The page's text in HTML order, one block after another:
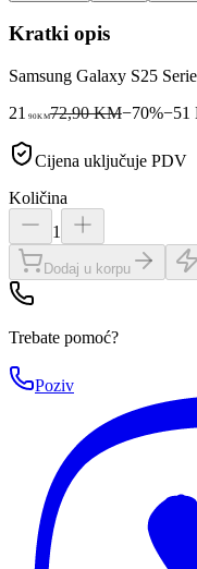
Kratki opis
Samsung Galaxy S25
21
90KM72,90 KM−70%−51
Cijena uključuje PDV
Količina
1
Dodaj u korpu
Trebate pomoć?
Poziv